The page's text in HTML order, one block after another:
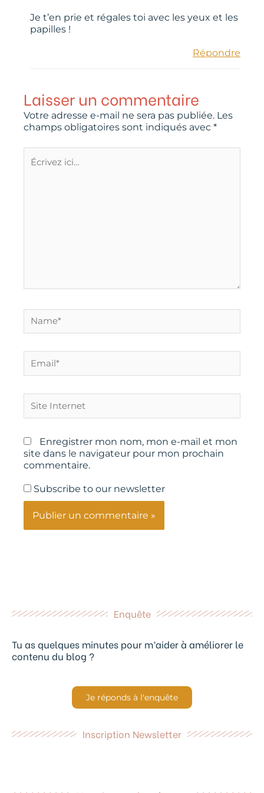
Je t’en prie et régales toi avec les yeux et les
papilles !
Répondre
Laisser un commentaire
Votre adresse e-mail ne sera pas publiée. Les
champs obligatoires sont indiqués avec *
ici…
Internet
Enregistrer mon nom, mon e-mail et mon
site dans le navigateur pour mon prochain
commentaire.
Subscribe to our newsletter
Enquête
Tu as quelques minutes pour m’aider à améliorer le
contenu du blog ?
Je réponds à l'enquête
Inscription Newsletter